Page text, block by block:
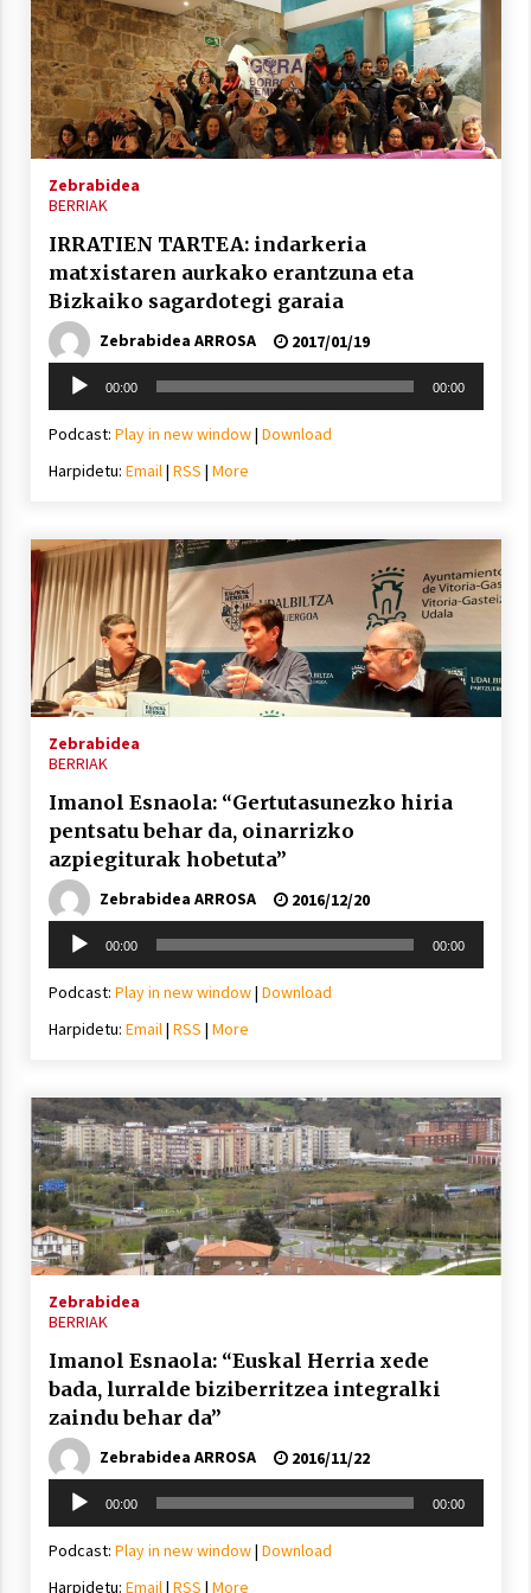
Zebrabidea
BERRIAK
IRRATIEN TARTEA: indarkeria
matxistaren aurkako erantzuna eta
Bizkaiko sagardotegi garaia
Zebrabidea ARROSA
2017/01/19
Soinu
erreproduzigailua
00:00 00:00
Podcast: Play in new window| Download
Harpidetu: Email| RSS | More
Zebrabidea
BERRIAK
Imanol Esnaola: “Gertutasunezko hiria
pentsatu behar da, oinarrizko
azpiegiturak hobetuta”
Zebrabidea ARROSA
2016/12/20
Soinu
erreproduzigailua
00:00 00:00
Podcast: Play in new window| Download
Harpidetu: Email| RSS | More
Zebrabidea
BERRIAK
Imanol Esnaola: “Euskal Herria xede
bada, lurralde biziberritzea integralki
zaindu behar da”
Zebrabidea ARROSA
2016/11/22
Soinu
erreproduzigailua
00:00 00:00
Podcast: Play in new window| Download
Harpidetu: Email| RSS | More